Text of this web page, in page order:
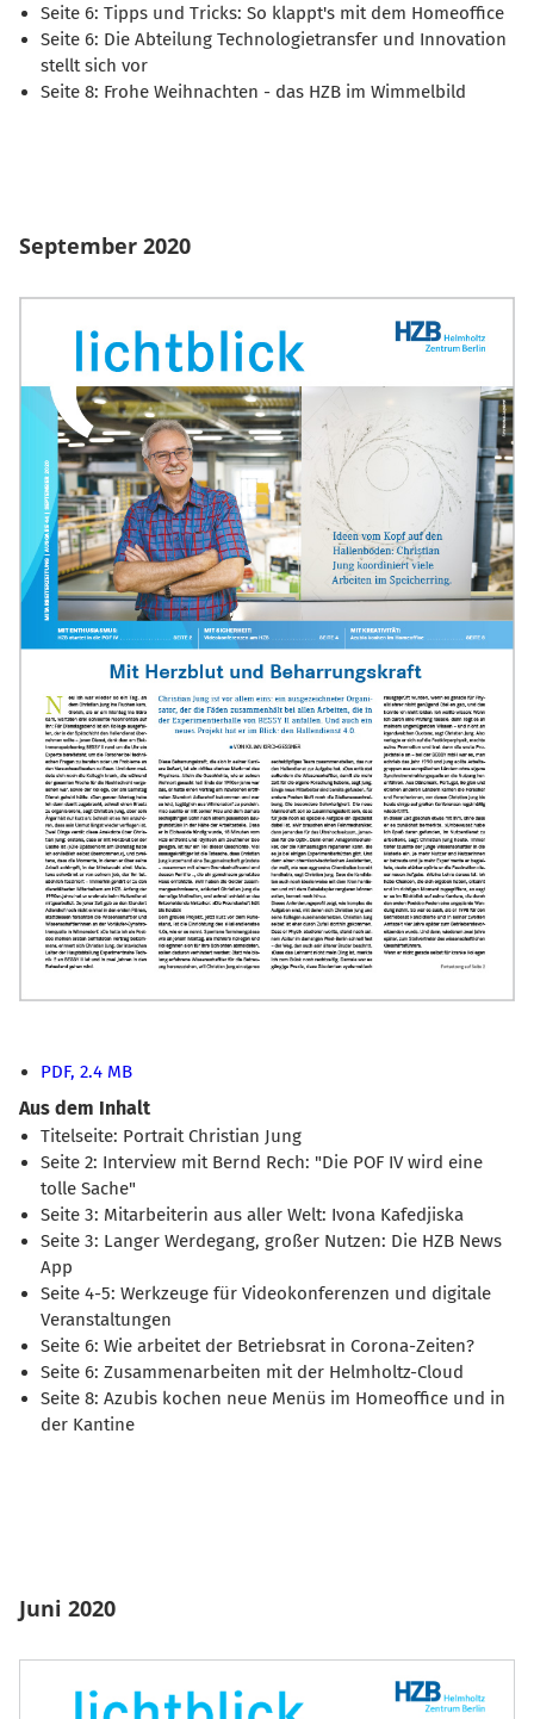
Seite 6: Tipps und Tricks: So klappt's mit dem Homeoffice
Seite 6: Die Abteilung Technologietransfer und Innovation
stellt sich vor
Seite 8: Frohe Weihnachten - das HZB im Wimmelbild
September 2020
PDF, 2.4 MB
Aus dem Inhalt
Titelseite: Portrait Christian Jung
Seite 2: Interview mit Bernd Rech: "Die POF IV wird eine
tolle Sache"
Seite 3: Mitarbeiterin aus aller Welt: Ivona Kafedjiska
Seite 3: Langer Werdegang, großer Nutzen: Die HZB News
App
Seite 4-5: Werkzeuge für Videokonferenzen und digitale
Veranstaltungen
Seite 6: Wie arbeitet der Betriebsrat in Corona-Zeiten?
Seite 6: Zusammenarbeiten mit der Helmholtz-Cloud
Seite 8: Azubis kochen neue Menüs im Homeoffice und in
der Kantine
Juni 2020